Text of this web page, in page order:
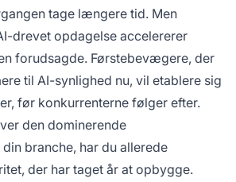
tage længere tid. Men
drevet opdagelse accelererer
forudsagde. Førstebevægere, der
til AI-synlighed nu, vil etablere sig
før konkurrenterne følger efter.
den dominerende
branche, har du allerede
der har taget år at opbygge.